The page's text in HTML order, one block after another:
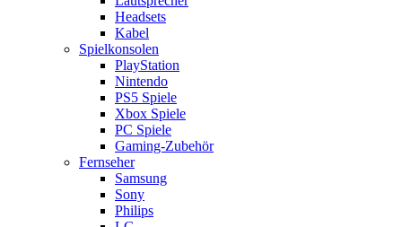
Headsets
Kabel
Spielkonsolen
PlayStation
Nintendo
PS5 Spiele
Xbox Spiele
PC Spiele
Gaming-Zubehör
Fernseher
Samsung
Sony
Philips